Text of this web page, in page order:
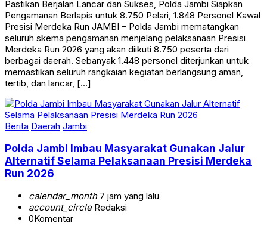
Pastikan Berjalan Lancar dan Sukses, Polda Jambi Siapkan
Pengamanan Berlapis untuk 8.750 Pelari, 1.848 Personel Kawal
Presisi Merdeka Run JAMBI – Polda Jambi mematangkan
seluruh skema pengamanan menjelang pelaksanaan Presisi
Merdeka Run 2026 yang akan diikuti 8.750 peserta dari
berbagai daerah. Sebanyak 1.448 personel diterjunkan untuk
memastikan seluruh rangkaian kegiatan berlangsung aman,
tertib, dan lancar, […]
Berita Daerah Jambi
Polda Jambi Imbau Masyarakat Gunakan Jalur
Alternatif Selama Pelaksanaan Presisi Merdeka
Run 2026
calendar_month7 jam yang lalu
account_circleRedaksi
0Komentar